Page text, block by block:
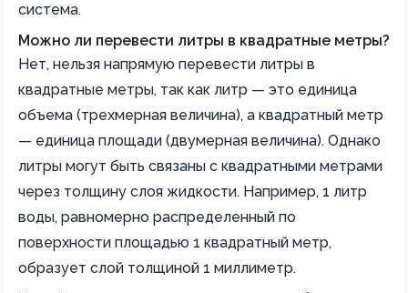
система.
Можно ли перевести литры в квадратные метры?
Нет, нельзя напрямую перевести литры в
квадратные метры, так как литр — это единица
объема (трехмерная величина), а квадратный метр
— единица площади (двумерная величина). Однако
литры могут быть связаны с квадратными метрами
через толщину слоя жидкости. Например, 1 литр
воды, равномерно распределенный по
поверхности площадью 1 квадратный метр,
образует слой толщиной 1 миллиметр.